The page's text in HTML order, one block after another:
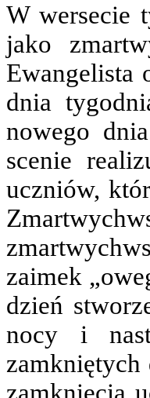
W wersecie
jako
Ewangelista
dnia
nowego
scenie
uczniów,
zaimek
dzień
nocy i